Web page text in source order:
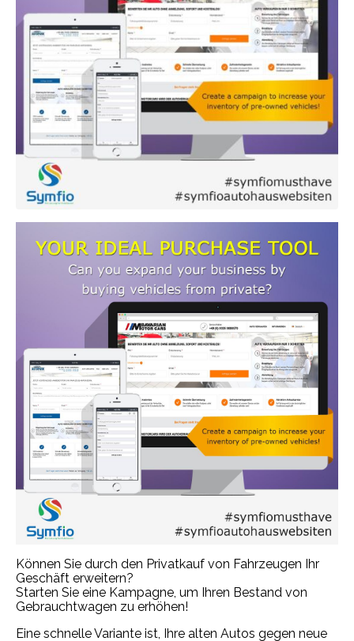
Können Sie durch den Privatkauf von Fahrzeugen Ihr
Geschäft erweitern?
Starten Sie eine Kampagne, um Ihren Bestand von
Gebrauchtwagen zu erhöhen!
Eine schnelle Variante ist, Ihre alten Autos gegen neue